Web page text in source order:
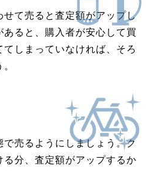
て売ると査定額がアップし
あると、購入者が安心して買
てしまっていなければ、そろ
売るようにしましょう。ク
る分、査定額がアップするか